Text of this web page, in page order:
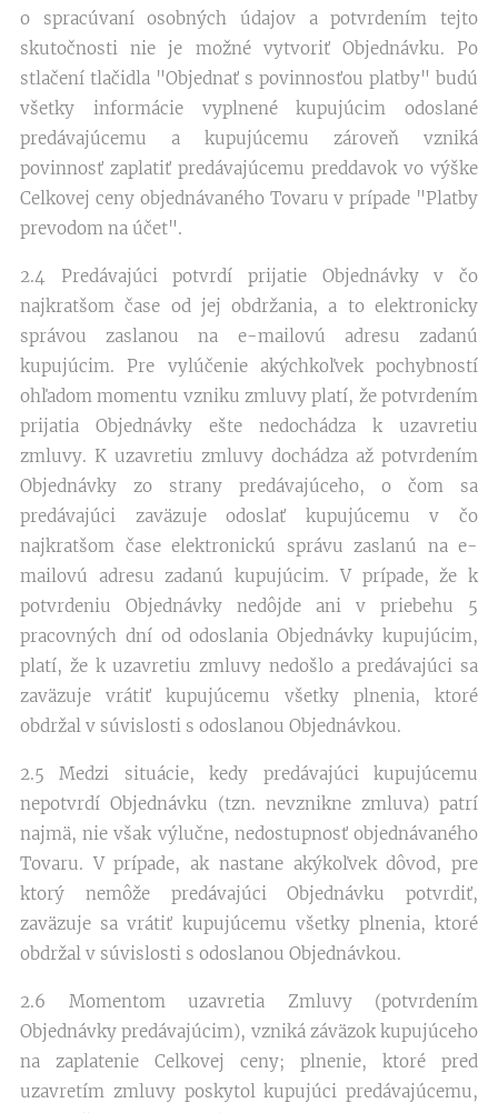
o spracúvaní osobných údajov a potvrdením tejto
skutočnosti nie je možné vytvoriť Objednávku. Po
stlačení tlačidla "Objednať s povinnosťou platby" budú
všetky informácie vyplnené kupujúcim odoslané
predávajúcemu a kupujúcemu zároveň vzniká
povinnosť zaplatiť predávajúcemu preddavok vo výške
Celkovej ceny objednávaného Tovaru v prípade "Platby
prevodom na účet".
2.4 Predávajúci potvrdí prijatie Objednávky v čo
najkratšom čase od jej obdržania, a to elektronicky
správou zaslanou na e-mailovú adresu zadanú
kupujúcim. Pre vylúčenie akýchkoľvek pochybností
ohľadom momentu vzniku zmluvy platí, že potvrdením
prijatia Objednávky ešte nedochádza k uzavretiu
zmluvy. K uzavretiu zmluvy dochádza až potvrdením
Objednávky zo strany predávajúceho, o čom sa
predávajúci zaväzuje odoslať kupujúcemu v čo
najkratšom čase elektronickú správu zaslanú na e-
mailovú adresu zadanú kupujúcim. V prípade, že k
potvrdeniu Objednávky nedôjde ani v priebehu 5
pracovných dní od odoslania Objednávky kupujúcim,
platí, že k uzavretiu zmluvy nedošlo a predávajúci sa
zaväzuje vrátiť kupujúcemu všetky plnenia, ktoré
obdržal v súvislosti s odoslanou Objednávkou.
2.5 Medzi situácie, kedy predávajúci kupujúcemu
nepotvrdí Objednávku (tzn. nevznikne zmluva) patrí
najmä, nie však výlučne, nedostupnosť objednávaného
Tovaru. V prípade, ak nastane akýkoľvek dôvod, pre
ktorý nemôže predávajúci Objednávku potvrdiť,
zaväzuje sa vrátiť kupujúcemu všetky plnenia, ktoré
obdržal v súvislosti s odoslanou Objednávkou.
2.6 Momentom uzavretia Zmluvy (potvrdením
Objednávky predávajúcim), vzniká záväzok kupujúceho
na zaplatenie Celkovej ceny; plnenie, ktoré pred
uzavretím zmluvy poskytol kupujúci predávajúcemu,